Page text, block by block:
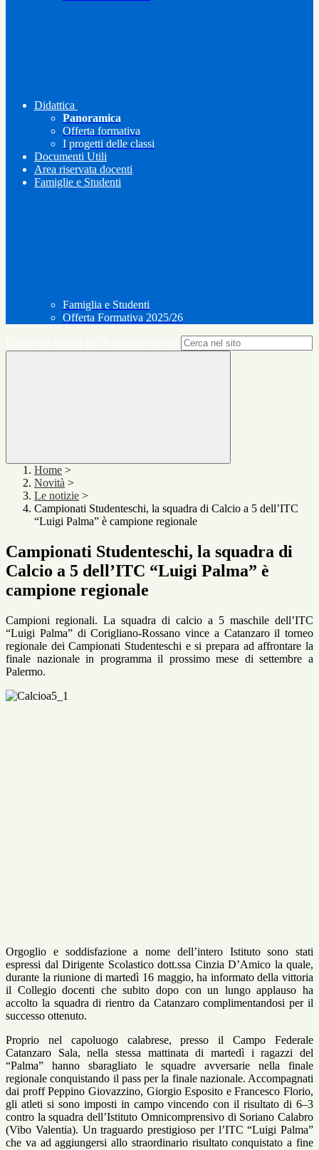
Didattica
Panoramica
Offerta formativa
I progetti delle classi
Documenti Utili
Area riservata docenti
Famiglie e Studenti
Famiglia e Studenti
Offerta Formativa 2025/26
Home >
Novità >
Le notizie >
Campionati Studenteschi, la squadra di Calcio a 5 dell’ITC
“Luigi Palma” è campione regionale
Campionati Studenteschi, la squadra di
Calcio a 5 dell’ITC “Luigi Palma” è
campione regionale
Campioni regionali. La squadra di calcio a 5 maschile dell’ITC
“Luigi Palma” di Corigliano-Rossano vince a Catanzaro il torneo
regionale dei Campionati Studenteschi e si prepara ad affrontare la
finale nazionale in programma il prossimo mese di settembre a
Palermo.
Orgoglio e soddisfazione a nome dell’intero Istituto sono stati
espressi dal Dirigente Scolastico dott.ssa Cinzia D’Amico la quale,
durante la riunione di martedì 16 maggio, ha informato della vittoria
il Collegio docenti che subito dopo con un lungo applauso ha
accolto la squadra di rientro da Catanzaro complimentandosi per il
successo ottenuto.
Proprio nel capoluogo calabrese, presso il Campo Federale
Catanzaro Sala, nella stessa mattinata di martedì i ragazzi del
“Palma” hanno sbaragliato le squadre avversarie nella finale
regionale conquistando il pass per la finale nazionale. Accompagnati
dai proff Peppino Giovazzino, Giorgio Esposito e Francesco Florio,
gli atleti si sono imposti in campo vincendo con il risultato di 6–3
contro la squadra dell’Istituto Omnicomprensivo di Soriano Calabro
(Vibo Valentia). Un traguardo prestigioso per l’ITC “Luigi Palma”
che va ad aggiungersi allo straordinario risultato conquistato a fine